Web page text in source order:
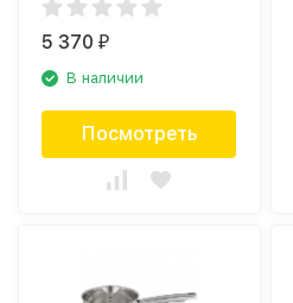
5 370₽
В наличии
Посмотреть